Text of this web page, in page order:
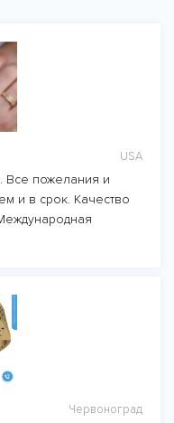
USA
Все пожелания и
и в срок. Качество
Червоноград